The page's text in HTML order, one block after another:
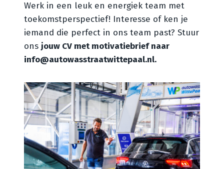
Werk in een leuk en energiek team met
toekomstperspectief! Interesse of ken je
iemand die perfect in ons team past? Stuur
ons jouw CV met motivatiebrief naar
info@autowasstraatwittepaal.nl.